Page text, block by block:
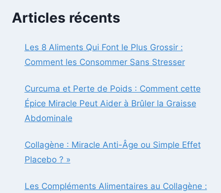
Articles récents
Les 8 Aliments Qui Font le Plus Grossir :
Comment les Consommer Sans Stresser
Curcuma et Perte de Poids : Comment cette
Épice Miracle Peut Aider à Brûler la Graisse
Abdominale
Collagène : Miracle Anti-Âge ou Simple Effet
Placebo ? »
Les Compléments Alimentaires au Collagène :